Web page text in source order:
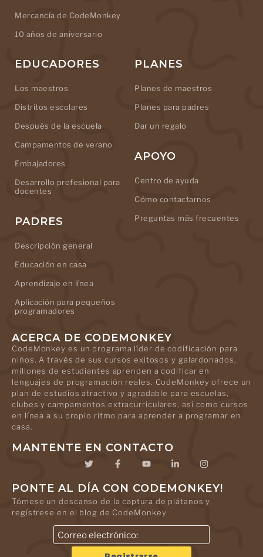
Mercancía de CodeMonkey
10 años de aniversario
EDUCADORES
Los maestros
Distritos escolares
Después de la escuela
Campamentos de verano
Embajadores
Desarrollo profesional para
docentes
PADRES
Descripción general
Educación en casa
Aprendizaje en línea
Aplicación para pequeños
programadores
PLANES
Planes de maestros
Planes para padres
Dar un regalo
APOYO
Centro de ayuda
Cómo contactarnos
Preguntas más frecuentes
ACERCA DE CODEMONKEY
CodeMonkey es un programa líder de codificación para
niños. A través de sus cursos exitosos y galardonados,
millones de estudiantes aprenden a codificar en
lenguajes de programación reales. CodeMonkey ofrece un
plan de estudios atractivo y agradable para escuelas,
clubes y campamentos extracurriculares, así como cursos
en línea a su propio ritmo para aprender a programar en
casa.
MANTENTE EN CONTACTO
PONTE AL DÍA CON CODEMONKEY!
Tómese un descanso de la captura de plátanos y
regístrese en el blog de CodeMonkey